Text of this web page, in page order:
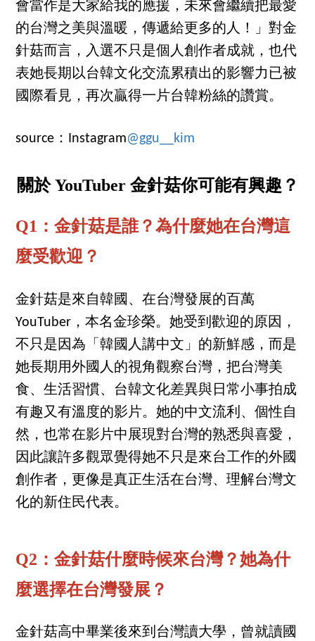
會當作是大家給我的應援，未來會繼續把最愛
的台灣之美與溫暖，傳遞給更多的人！」對金
針菇而言，入選不只是個人創作者成就，也代
表她長期以台韓文化交流累積出的影響力已被
國際看見，再次贏得一片台韓粉絲的讚賞。
source：Instagram@ggu__kim
關於 YouTuber 金針菇你可能有興趣？
Q1：金針菇是誰？為什麼她在台灣這
麼受歡迎？
金針菇是來自韓國、在台灣發展的百萬
YouTuber，本名金珍榮。她受到歡迎的原因，
不只是因為「韓國人講中文」的新鮮感，而是
她長期用外國人的視角觀察台灣，把台灣美
食、生活習慣、台韓文化差異與日常小事拍成
有趣又有溫度的影片。她的中文流利、個性自
然，也常在影片中展現對台灣的熟悉與喜愛，
因此讓許多觀眾覺得她不只是來台工作的外國
創作者，更像是真正生活在台灣、理解台灣文
化的新住民代表。
Q2：金針菇什麼時候來台灣？她為什
麼選擇在台灣發展？
金針菇高中畢業後來到台灣讀大學，曾就讀國